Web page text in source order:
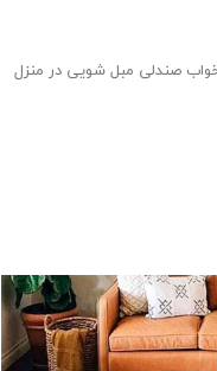
صندلی مبل شویی در منزل